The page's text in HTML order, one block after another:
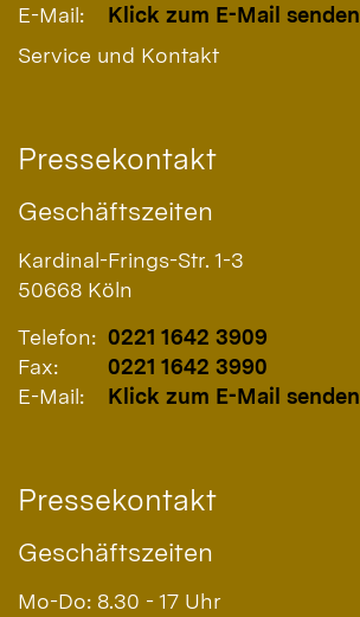
E-Mail:
Klick zum E-Mail senden
Service und Kontakt
Pressekontakt
Geschäftszeiten
Kardinal-Frings-Str. 1-3
50668 Köln
Telefon: 0221 1642 3909
Fax:
0221 1642 3990
E-Mail:
Klick zum E-Mail senden
Pressekontakt
Geschäftszeiten
Mo-Do: 8.30 - 17 Uhr